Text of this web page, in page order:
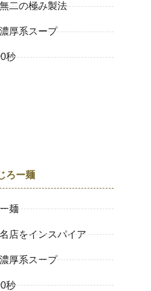
二の極み製法
厚系スープ
秒
ろー麺
麺
店をインスパイア
厚系スープ
秒